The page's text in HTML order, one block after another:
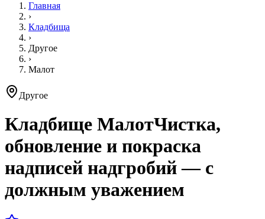
Главная
›
Кладбища
›
Другое
›
Малот
Другое
Кладбище МалотЧистка,
обновление и покраска
надписей надгробий — с
должным уважением